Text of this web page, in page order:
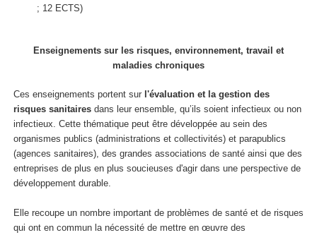
; 12 ECTS)
Enseignements sur les risques, environnement, travail et
maladies chroniques
Ces enseignements portent sur l'évaluation et la gestion des
risques sanitaires dans leur ensemble, qu’ils soient infectieux ou non
infectieux. Cette thématique peut être développée au sein des
organismes publics (administrations et collectivités) et parapublics
(agences sanitaires), des grandes associations de santé ainsi que des
entreprises de plus en plus soucieuses d'agir dans une perspective de
développement durable.
Elle recoupe un nombre important de problèmes de santé et de risques
qui ont en commun la nécessité de mettre en œuvre des